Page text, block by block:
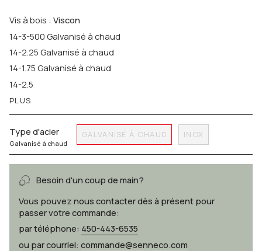
Vis à bois : Viscon
14-3-500 Galvanisé à chaud
14-2.25 Galvanisé à chaud
14-1.75 Galvanisé à chaud
14-2.5
PLUS
Type d'acier
Galvanisé à chaud
GALVANISÉ À CHAUD INOX
Besoin d'un coup de main?
Vous pouvez nous contacter dès à présent pour
passer votre commande:
par téléphone: 450-443-6535
ou par courriel: commande@senneco.com